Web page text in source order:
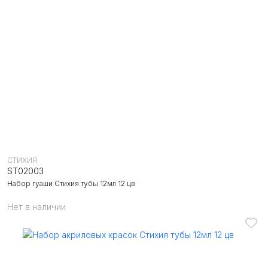
Нет в наличии
Набор гуаши Стихия тубы 12мл 12 цв
СТИХИЯ
ST02003